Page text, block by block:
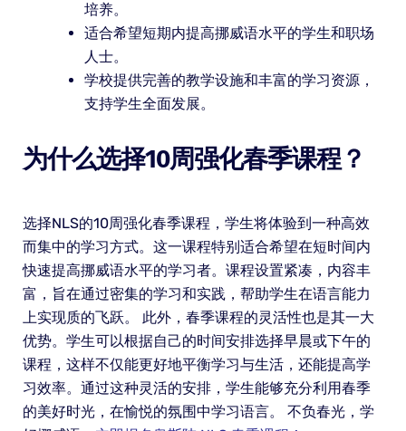
培养。
适合希望短期内提高挪威语水平的学生和职场
人士。
学校提供完善的教学设施和丰富的学习资源，
支持学生全面发展。
为什么选择10周强化春季课程？
选择NLS的10周强化春季课程，学生将体验到一种高效
而集中的学习方式。这一课程特别适合希望在短时间内
快速提高挪威语水平的学习者。课程设置紧凑，内容丰
富，旨在通过密集的学习和实践，帮助学生在语言能力
上实现质的飞跃。 此外，春季课程的灵活性也是其一大
优势。学生可以根据自己的时间安排选择早晨或下午的
课程，这样不仅能更好地平衡学习与生活，还能提高学
习效率。通过这种灵活的安排，学生能够充分利用春季
的美好时光，在愉悦的氛围中学习语言。 不负春光，学